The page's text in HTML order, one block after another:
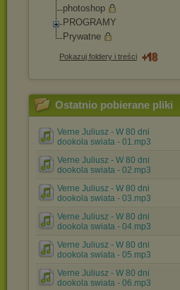
photoshop
PROGRAMY
Prywatne
Pokazuj foldery i treści
Ostatnio pobierane pliki
Verne Juliusz - W 80 dni
dookola swiata - 01.mp3
Verne Juliusz - W 80 dni
dookola swiata - 02.mp3
Verne Juliusz - W 80 dni
dookola swiata - 03.mp3
Verne Juliusz - W 80 dni
dookola swiata - 04.mp3
Verne Juliusz - W 80 dni
dookola swiata - 05.mp3
Verne Juliusz - W 80 dni
dookola swiata - 06.mp3